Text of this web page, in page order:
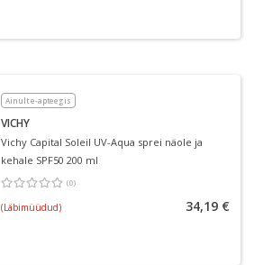
Ainult e-apteegis
VICHY
Vichy Capital Soleil UV-Aqua sprei näole ja
kehale SPF50 200 ml
(0)
Keskmine hinnang 0.00
(Läbimüüdud) 34,19 €